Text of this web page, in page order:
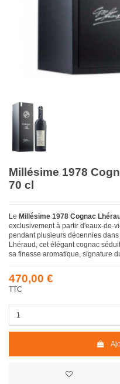
Millésime 1978
70 cl
Le Millésime 1978 Cognac
exclusivement à partir d'eaux-de-
pendant plusieurs décennies
Lhéraud, cet élégant cognac
sa finesse aromatique, signature
470,00 €
TTC